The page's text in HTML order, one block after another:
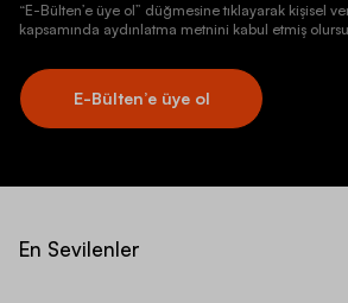
“E-Bülten’e üye ol” düğmesine tıklayarak kişisel
kapsamında aydınlatma metnini kabul etmiş
E-Bülten’e üye ol
En Sevilenler